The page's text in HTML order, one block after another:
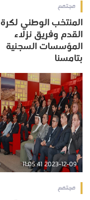
مجتمع
المنتخب الوطني لكرة
القدم وفريق نزلاء
المؤسسات السجنية
بتامسنا
2023-12-09 11:05:41
مجتمع